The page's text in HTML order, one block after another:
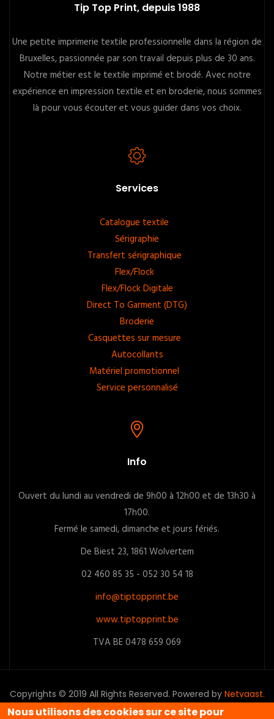
Tip Top Print, depuis 1988
Une petite imprimerie textile professionnelle dans la région de
Bruxelles, passionnée par son travail depuis plus de 30 ans.
Notre métier est le textile imprimé et brodé. Avec notre
expérience en impression textile et en broderie, nous sommes
là pour vous écouter et vous guider dans vos choix.
Services
Catalogue textile
Sérigraphie
Transfert sérigraphique
Flex/Flock
Flex/Flock Digitale
Direct To Garment (DTG)
Broderie
Casquettes sur mesure
Autocollants
Matériel promotionnel
Service personnalisé
Info
Ouvert du lundi au vendredi de 9h00 à 12h00 et de 13h30 à
17h00.
Fermé le samedi, dimanche et jours fériés.
De Biest 23, 1861 Wolvertem
02 460 85 35 - 052 30 54 18
info@tiptopprint.be
www.tiptopprint.be
TVA BE 0478 659 069
Copyrights © 2019 All Rights Reserved. Powered by Netvaast.
Nous utilisons des cookies sur ce site pour